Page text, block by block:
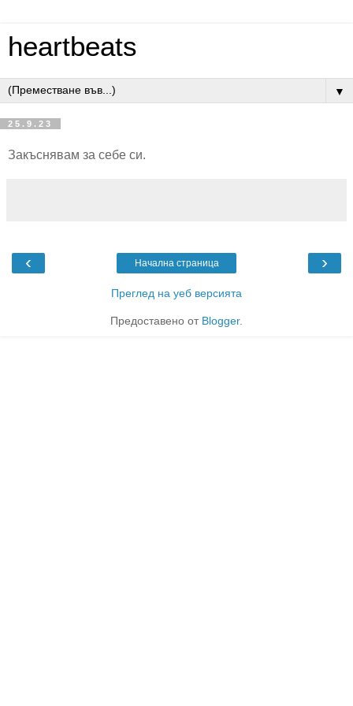
heartbeats
▼
25.9.23
Закъснявам за себе си.
‹ ›
Начална страница
Преглед на уеб версията
Предоставено от Blogger.